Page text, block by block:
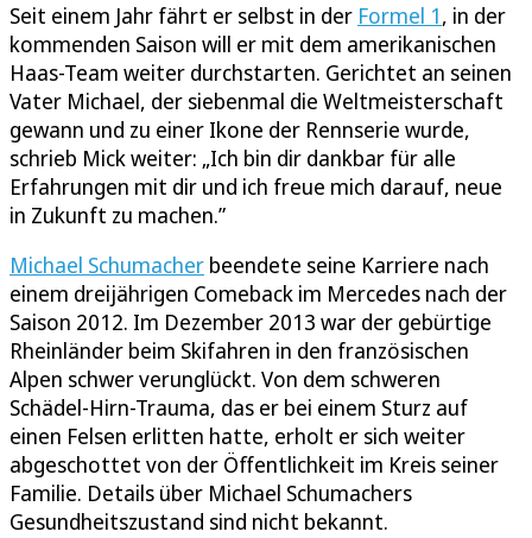
Seit einem Jahr fährt er selbst in der Formel 1, in der
kommenden Saison will er mit dem amerikanischen
Haas-Team weiter durchstarten. Gerichtet an seinen
Vater Michael, der siebenmal die Weltmeisterschaft
gewann und zu einer Ikone der Rennserie wurde,
schrieb Mick weiter: „Ich bin dir dankbar für alle
Erfahrungen mit dir und ich freue mich darauf, neue
in Zukunft zu machen.”
Michael Schumacher beendete seine Karriere nach
einem dreijährigen Comeback im Mercedes nach der
Saison 2012. Im Dezember 2013 war der gebürtige
Rheinländer beim Skifahren in den französischen
Alpen schwer verunglückt. Von dem schweren
Schädel-Hirn-Trauma, das er bei einem Sturz auf
einen Felsen erlitten hatte, erholt er sich weiter
abgeschottet von der Öffentlichkeit im Kreis seiner
Familie. Details über Michael Schumachers
Gesundheitszustand sind nicht bekannt.